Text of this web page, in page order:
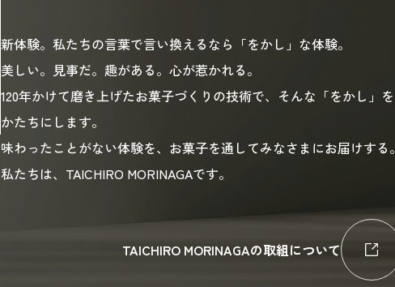
新体験。私たちの言葉で言い換えるなら「をかし」な体験。
美しい。見事だ。趣がある。心が惹かれる。
120年かけて磨き上げたお菓子づくりの技術で、そんな「をかし」を
かたちにします。
味わったことがない体験を、お菓子を通してみなさまにお届けする。
私たちは、TAICHIRO MORINAGAです。
TAICHIRO MORINAGAの取組について